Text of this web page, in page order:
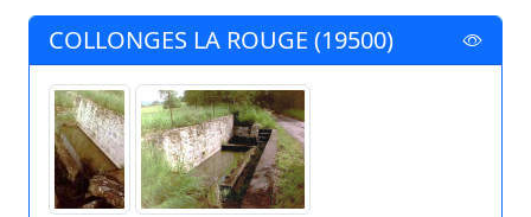
COLLONGES LA ROUGE (19500)